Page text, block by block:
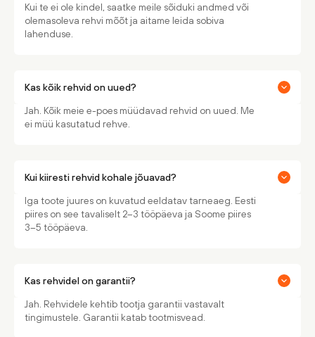
Kui te ei ole kindel, saatke meile sõiduki andmed või
olemasoleva rehvi mõõt ja aitame leida sobiva
lahenduse.
Kas kõik rehvid on uued?
Jah. Kõik meie e-poes müüdavad rehvid on uued. Me
ei müü kasutatud rehve.
Kui kiiresti rehvid kohale jõuavad?
Iga toote juures on kuvatud eeldatav tarneaeg. Eesti
piires on see tavaliselt 2–3 tööpäeva ja Soome piires
3–5 tööpäeva.
Kas rehvidel on garantii?
Jah. Rehvidele kehtib tootja garantii vastavalt
tingimustele. Garantii katab tootmisvead.